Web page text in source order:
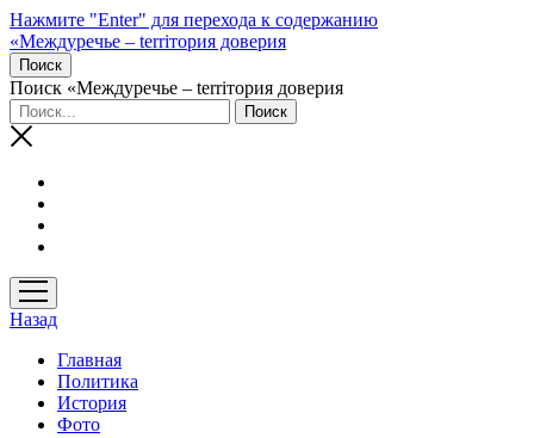
Нажмите "Enter" для перехода к содержанию
«Междуречье – terriтория доверия
Поиск
Поиск «Междуречье – terriтория доверия
открыть
меню
Назад
Главная
Политика
История
Фото